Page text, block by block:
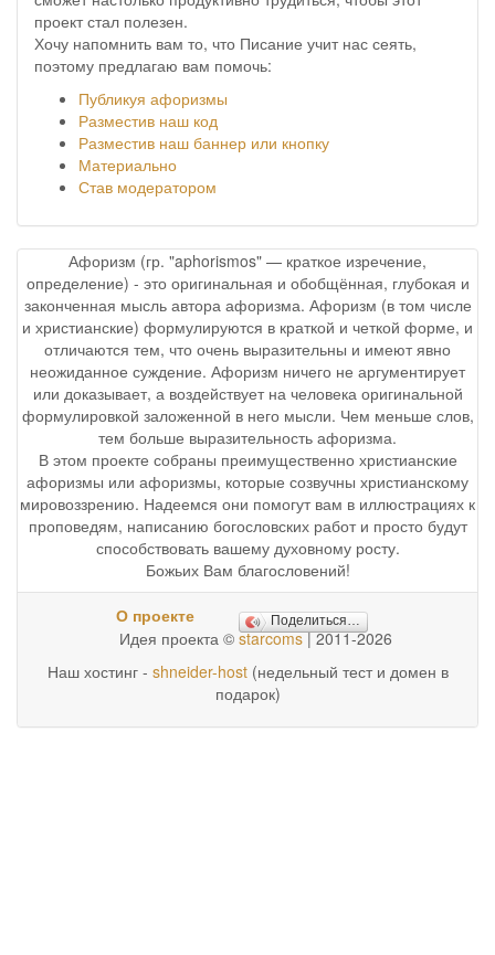
проект стал полезен.
Хочу напомнить вам то, что Писание учит нас сеять,
поэтому предлагаю вам помочь:
Публикуя афоризмы
Разместив наш код
Разместив наш баннер или кнопку
Материально
Став модератором
Афоризм (гр. "aphorismos" — краткое изречение,
определение) - это оригинальная и обобщённая, глубокая и
законченная мысль автора афоризма. Афоризм (в том числе
и христианские) формулируются в краткой и четкой форме, и
отличаются тем, что очень выразительны и имеют явно
неожиданное суждение. Афоризм ничего не аргументирует
или доказывает, а воздействует на человека оригинальной
формулировкой заложенной в него мысли. Чем меньше слов,
тем больше выразительность афоризма.
В этом проекте собраны преимущественно христианские
афоризмы или афоризмы, которые созвучны христианскому
мировоззрению. Надеемся они помогут вам в иллюстрациях к
проповедям, написанию богословских работ и просто будут
способствовать вашему духовному росту.
Божьих Вам благословений!
О проекте Поделиться…
Идея проекта © starcoms| 2011-2026
Наш хостинг - shneider-host(недельный тест и домен в
подарок)